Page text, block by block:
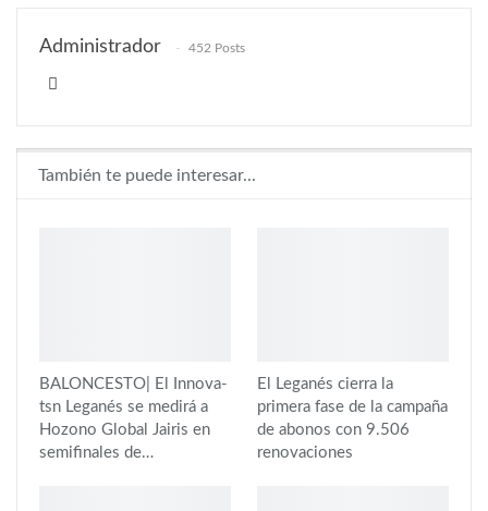
Administrador 452 Posts
También te puede interesar...
BALONCESTO| El Innova-
tsn Leganés se medirá a
Hozono Global Jairis en
semifinales de…
El Leganés cierra la
primera fase de la campaña
de abonos con 9.506
renovaciones